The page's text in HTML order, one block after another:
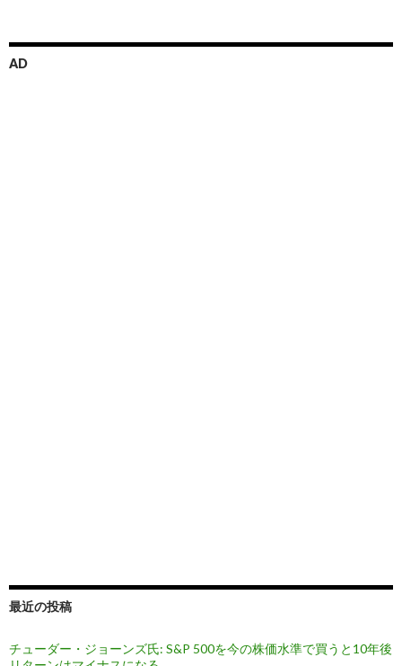
AD
最近の投稿
チューダー・ジョーンズ氏: S&P 500を今の株価水準で買うと10年後